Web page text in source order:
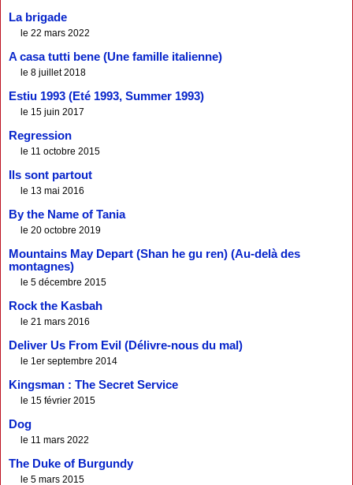
La brigade
le 22 mars 2022
A casa tutti bene (Une famille italienne)
le 8 juillet 2018
Estiu 1993 (Eté 1993, Summer 1993)
le 15 juin 2017
Regression
le 11 octobre 2015
Ils sont partout
le 13 mai 2016
By the Name of Tania
le 20 octobre 2019
Mountains May Depart (Shan he gu ren) (Au-delà des
montagnes)
le 5 décembre 2015
Rock the Kasbah
le 21 mars 2016
Deliver Us From Evil (Délivre-nous du mal)
le 1er septembre 2014
Kingsman : The Secret Service
le 15 février 2015
Dog
le 11 mars 2022
The Duke of Burgundy
le 5 mars 2015